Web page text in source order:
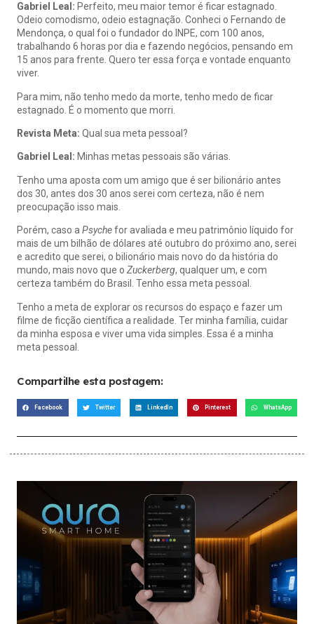
Gabriel Leal: Perfeito, meu maior temor é ficar estagnado.
Odeio comodismo, odeio estagnação. Conheci o Fernando de
Mendonça, o qual foi o fundador do INPE, com 100 anos,
trabalhando 6 horas por dia e fazendo negócios, pensando em
15 anos para frente. Quero ter essa força e vontade enquanto
viver.
Para mim, não tenho medo da morte, tenho medo de ficar
estagnado. É o momento que morri.
Revista Meta: Qual sua meta pessoal?
Gabriel Leal: Minhas metas pessoais são várias.
Tenho uma aposta com um amigo que é ser bilionário antes
dos 30, antes dos 30 anos serei com certeza, não é nem
preocupação isso mais.
Porém, caso a Psychefor avaliada e meu patrimônio líquido for
mais de um bilhão de dólares até outubro do próximo ano, serei
e acredito que serei, o bilionário mais novo do da história do
mundo, mais novo que o Zuckerberg, qualquer um, e com
certeza também do Brasil. Tenho essa meta pessoal.
Tenho a meta de explorar os recursos do espaço e fazer um
filme de ficção científica a realidade. Ter minha família, cuidar
da minha esposa e viver uma vida simples. Essa é a minha
meta pessoal.
Compartilhe esta postagem:
Facebook Twitter LinkedIn Pinterest WhatsApp